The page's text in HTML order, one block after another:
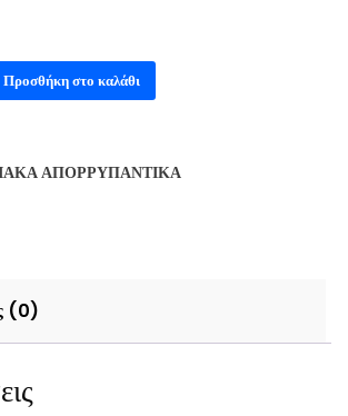
Προσθήκη στο καλάθι
ΑΠΟΡΡΥΠΑΝΤΙΚΑ
(0)